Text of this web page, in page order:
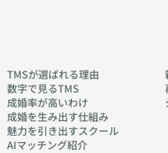
TMSが選ばれる理由
数字で見るTMS
成婚率が高いわけ
成婚を生み出す仕組み
魅力を引き出すスクール
AIマッチング紹介